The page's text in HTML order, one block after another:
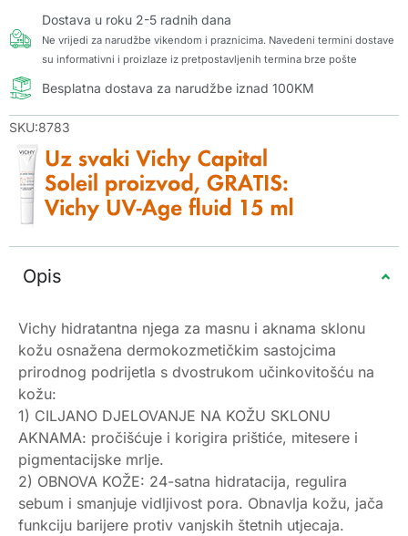
Dostava u roku 2-5 radnih dana
Ne vrijedi za narudžbe vikendom i praznicima. Navedeni termini dostave
su informativni i proizlaze iz pretpostavljenih termina brze pošte
Besplatna dostava za narudžbe iznad 100KM
SKU:8783
Opis
Vichy hidratantna njega za masnu i aknama sklonu
kožu osnažena dermokozmetičkim sastojcima
prirodnog podrijetla s dvostrukom učinkovitošću na
kožu:
1) CILJANO DJELOVANJE NA KOŽU SKLONU
AKNAMA: pročišćuje i korigira prištiće, mitesere i
pigmentacijske mrlje.
2) OBNOVA KOŽE: 24-satna hidratacija, regulira
sebum i smanjuje vidljivost pora. Obnavlja kožu, jača
funkciju barijere protiv vanjskih štetnih utjecaja.